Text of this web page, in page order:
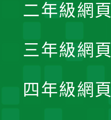
二年級網頁
三年級網頁
四年級網頁